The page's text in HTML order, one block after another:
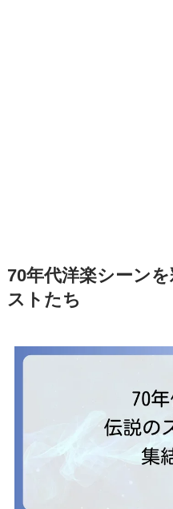
70年代洋楽シーン
ストたち